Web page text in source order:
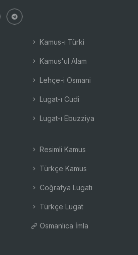
Kamus-ı Türki
Kamus'ul Alam
Lehçe-i Osmani
Lugat-ı Cudi
Lugat-ı Ebuzziya
Resimli Kamus
Türkçe Kamus
Coğrafya Lugatı
Türkçe Lugat
Osmanlıca İmla